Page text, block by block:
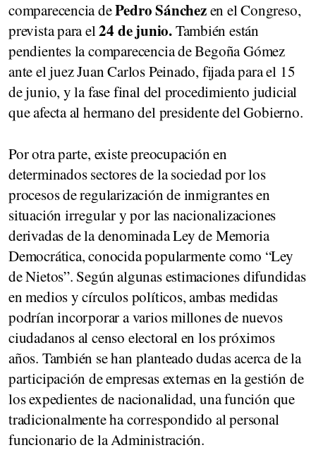
comparecencia dePedro Sánchezen el Congreso,
prevista para el24 de junio.También están
pendientes la comparecencia de Begoña Gómez
ante el juez Juan Carlos Peinado, fijada para el 15
de junio, y la fase final del procedimiento judicial
que afecta al hermano del presidente del Gobierno.
Por otra parte, existe preocupación en
determinados sectores de la sociedad por los
procesos de regularización de inmigrantes en
situación irregular y por las nacionalizaciones
derivadas de la denominada Ley de Memoria
Democrática, conocida popularmente como “Ley
de Nietos”. Según algunas estimaciones difundidas
en medios y círculos políticos, ambas medidas
podrían incorporar a varios millones de nuevos
ciudadanos al censo electoral en los próximos
años. También se han planteado dudas acerca de la
participación de empresas externas en la gestión de
los expedientes de nacionalidad, una función que
tradicionalmente ha correspondido al personal
funcionario de la Administración.